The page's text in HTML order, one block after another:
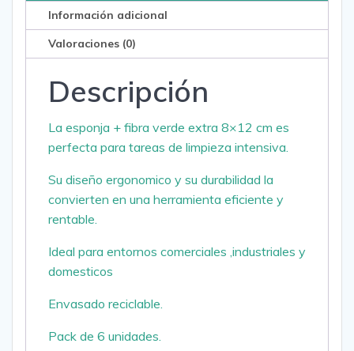
Información adicional
Valoraciones (0)
Descripción
La esponja + fibra verde extra 8×12 cm es
perfecta para tareas de limpieza intensiva.
Su diseño ergonomico y su durabilidad la
convierten en una herramienta eficiente y
rentable.
Ideal para entornos comerciales ,industriales y
domesticos
Envasado reciclable.
Pack de 6 unidades.